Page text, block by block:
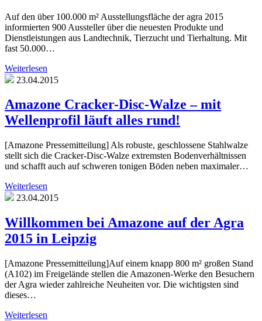
Auf den über 100.000 m² Ausstellungsfläche der agra 2015
informierten 900 Aussteller über die neuesten Produkte und
Dienstleistungen aus Landtechnik, Tierzucht und Tierhaltung. Mit
fast 50.000…
Weiterlesen
23.04.2015
Amazone Cracker-Disc-Walze – mit
Wellenprofil läuft alles rund!
[Amazone Pressemitteilung] Als robuste, geschlossene Stahlwalze
stellt sich die Cracker-Disc-Walze extremsten Bodenverhältnissen
und schafft auch auf schweren tonigen Böden neben maximaler…
Weiterlesen
23.04.2015
Willkommen bei Amazone auf der Agra
2015 in Leipzig
[Amazone Pressemitteilung]Auf einem knapp 800 m² großen Stand
(A102) im Freigelände stellen die Amazonen-Werke den Besuchern
der Agra wieder zahlreiche Neuheiten vor. Die wichtigsten sind
dieses…
Weiterlesen